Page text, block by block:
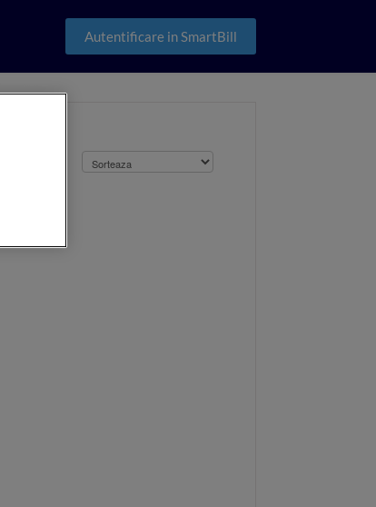
Autentificare in SmartBill